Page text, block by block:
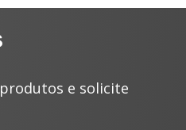
e solicite